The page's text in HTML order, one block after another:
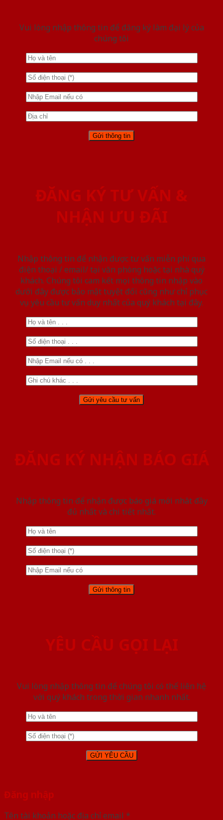
Vui lòng nhập thông tin để đăng ký làm đại lý của
chúng tôi
ĐĂNG KÝ TƯ VẤN &
NHẬN ƯU ĐÃI
Nhập thông tin để nhận được tư vấn miễn phí qua
điện thoại / email/ tại văn phòng hoặc tại nhà quý
khách. Chúng tôi cam kết mọi thông tin nhập vào
dưới đây được bảo mật tuyệt đối cũng như chỉ phục
vụ yêu cầu tư vấn duy nhất của quý khách tại đây.
ĐĂNG KÝ NHẬN BÁO GIÁ
Nhập thông tin để nhận được báo giá mới nhât đầy
đủ nhất và chi tiết nhất.
YÊU CẦU GỌI LẠI
Vui lòng nhập thông tin để chúng tôi có thể liên hệ
với quý khách trong thời gian nhanh nhất.
Đăng nhập
Tên tài khoản hoặc địa chỉ email *